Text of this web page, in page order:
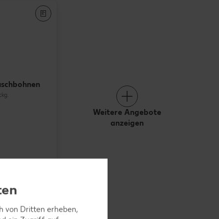
Weitere Angebote
anzeigen
von Dritten erheben,